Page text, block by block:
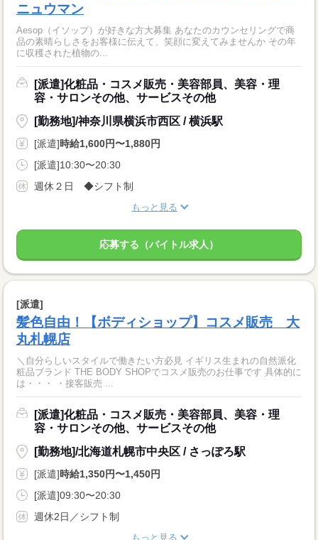
ニュウマン
Aesop（イソップ）が好きな方大募集 あなたのカウンセリングで商
品の素晴らしさをお客様に伝えて、笑顔に変えてみませんか その年
に収穫された植物の...
[派遣]化粧品・コスメ販売・美容部員、美容・理
容・サロンその他、サービスその他
[勤務地]/神奈川県横浜市西区 / 横浜駅
[派遣]時給1,600円〜1,880円
[派遣]10:30〜20:30
週休２日 ◆シフト制
もっと見る
応募する（バイトル求人）
[派遣]
髪色自由！【ボディショップ】コスメ販売 大
丸札幌店
＼自分らしいスタイルで働きたい方必見 イギリス生まれの自然派化
粧品ブランド THE BODY SHOPでコスメ販売のお仕事です 具体的に
は・・・ ・接客販売 ...
[派遣]化粧品・コスメ販売・美容部員、美容・理
容・サロンその他、サービスその他
[勤務地]/北海道札幌市中央区 / さっぽろ駅
[派遣]時給1,350円〜1,450円
[派遣]09:30〜20:30
週休2日／シフト制
もっと見る